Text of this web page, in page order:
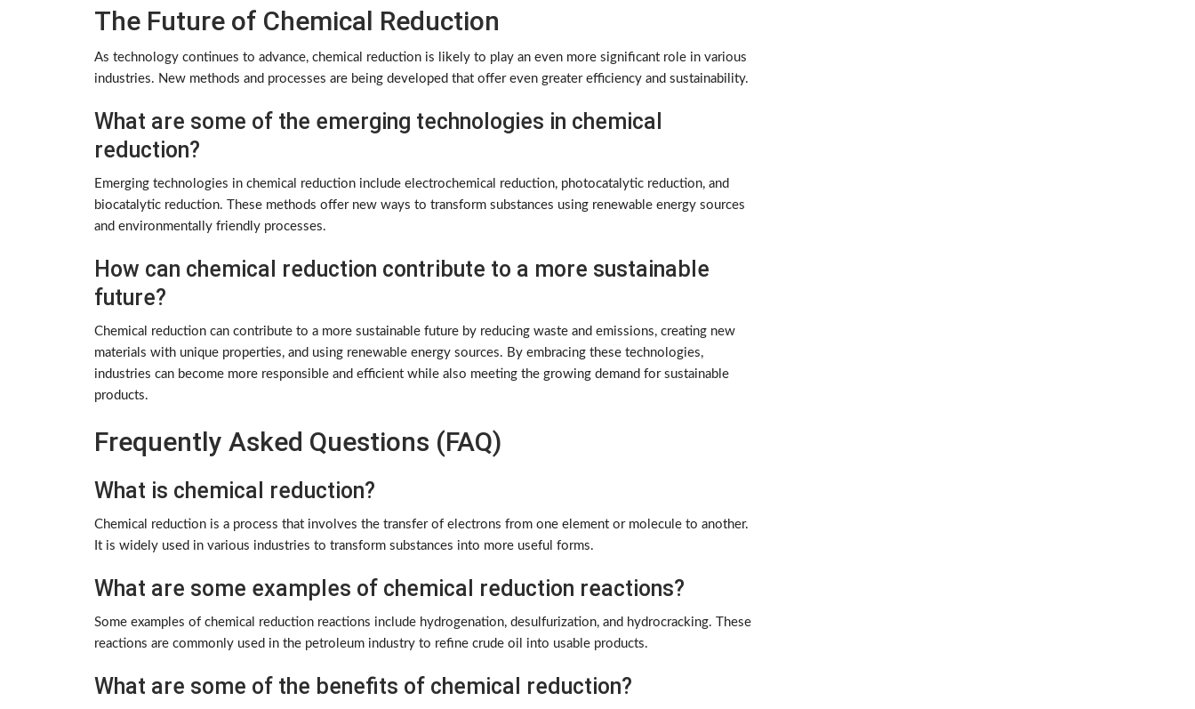
The Future of Chemical Reduction
As technology continues to advance, chemical reduction is likely to play an even more significant role in various
industries. New methods and processes are being developed that offer even greater efficiency and sustainability.
What are some of the emerging technologies in chemical
reduction?
Emerging technologies in chemical reduction include electrochemical reduction, photocatalytic reduction, and
biocatalytic reduction. These methods offer new ways to transform substances using renewable energy sources
and environmentally friendly processes.
How can chemical reduction contribute to a more sustainable
future?
Chemical reduction can contribute to a more sustainable future by reducing waste and emissions, creating new
materials with unique properties, and using renewable energy sources. By embracing these technologies,
industries can become more responsible and efficient while also meeting the growing demand for sustainable
products.
Frequently Asked Questions (FAQ)
What is chemical reduction?
Chemical reduction is a process that involves the transfer of electrons from one element or molecule to another.
It is widely used in various industries to transform substances into more useful forms.
What are some examples of chemical reduction reactions?
Some examples of chemical reduction reactions include hydrogenation, desulfurization, and hydrocracking. These
reactions are commonly used in the petroleum industry to refine crude oil into usable products.
What are some of the benefits of chemical reduction?